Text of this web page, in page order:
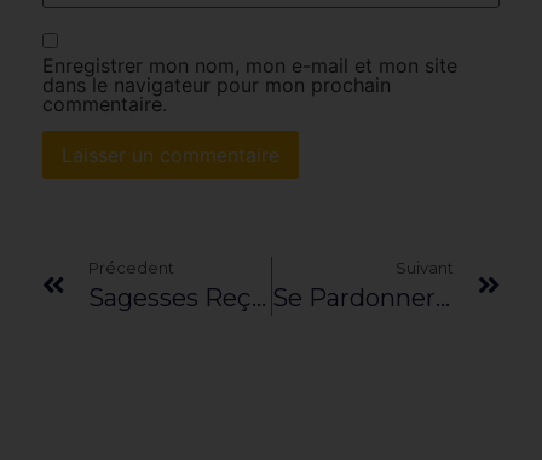
Enregistrer mon nom, mon e-mail et mon site
dans le navigateur pour mon prochain
commentaire.
Précedent
Sagesses Reçues – Février 2021
Suivant
Se Pardonner : Le Pardon Envers Soi-Même